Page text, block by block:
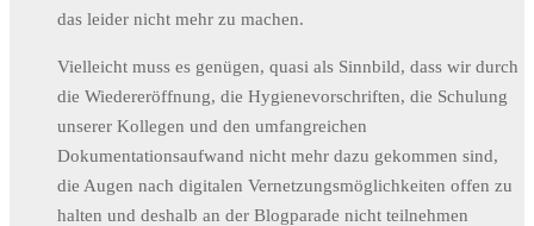
das leider nicht mehr zu machen.
Vielleicht muss es genügen, quasi als Sinnbild, dass wir durch
die Wiedereröffnung, die Hygienevorschriften, die Schulung
unserer Kollegen und den umfangreichen
Dokumentationsaufwand nicht mehr dazu gekommen sind,
die Augen nach digitalen Vernetzungsmöglichkeiten offen zu
halten und deshalb an der Blogparade nicht teilnehmen